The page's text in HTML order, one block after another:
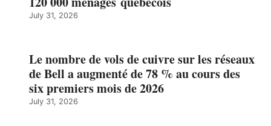
July 31, 2026
Le nombre de vols de cuivre sur les réseaux
de Bell a augmenté de 78 % au cours des
six premiers mois de 2026
July 31, 2026